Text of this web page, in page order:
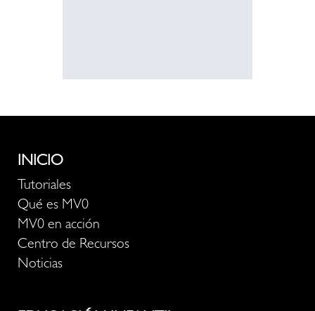
INICIO
Tutoriales
Qué es MV0
MV0 en acción
Centro de Recursos
Noticias